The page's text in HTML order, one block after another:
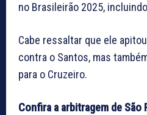
no Brasileirão 2025,
Cabe ressaltar que ele
contra o Santos, mas
para o Cruzeiro.
Confira a arbitragem de São